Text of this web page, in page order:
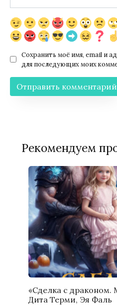
Сохранить моё имя, email и
для последующих моих
Рекомендуем
«Сделка с драконом.
Дита Терми, Эя Фаль